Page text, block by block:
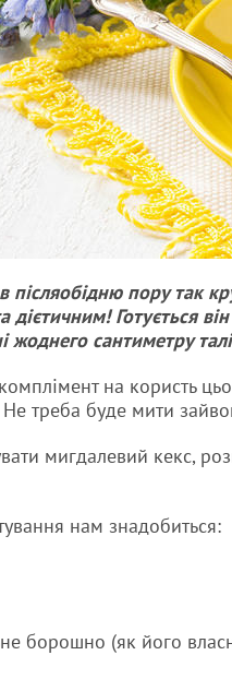
післяобідню пору так
дієтичним! Готується
жоднего сантиметру
на користь
Не треба буде мити
мигдалевий кекс,
нам знадобиться:
борошно (як його